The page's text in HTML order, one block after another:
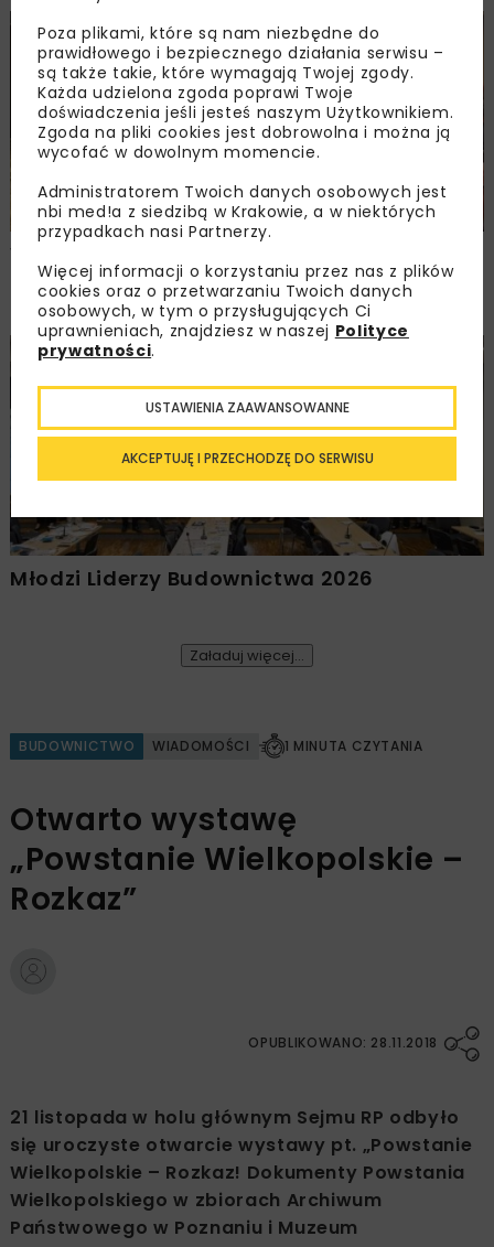
DROGI MOSTY TUNELE ARCHIWUM NBI WYDARZENIA
Walne zgromadzenie członków
Ogólnopolskiej Izby Gospodarczej
Drogownictwa
BUDOWNICTWO
KOLEJ
MOSTY TUNELE ARCHIWUM NBI WYDARZENIA
Młodzi Liderzy Budownictwa 2026
Załaduj więcej...
BUDOWNICTWO WIADOMOŚCI 1 MINUTA CZYTANIA
Otwarto wystawę
„Powstanie Wielkopolskie –
Rozkaz”
OPUBLIKOWANO: 28.11.2018
21 listopada w holu głównym Sejmu RP odbyło
się uroczyste otwarcie wystawy pt. „Powstanie
Wielkopolskie – Rozkaz! Dokumenty Powstania
Wielkopolskiego w zbiorach Archiwum
Państwowego w Poznaniu i Muzeum
Poza plikami, które są nam niezbędne do
prawidłowego i bezpiecznego działania serwisu –
są także takie, które wymagają Twojej zgody.
Każda udzielona zgoda poprawi Twoje
doświadczenia jeśli jesteś naszym Użytkownikiem.
Zgoda na pliki cookies jest dobrowolna i można ją
wycofać w dowolnym momencie.
Administratorem Twoich danych osobowych jest
nbi med!a z siedzibą w Krakowie, a w niektórych
przypadkach nasi Partnerzy.
Więcej informacji o korzystaniu przez nas z plików
cookies oraz o przetwarzaniu Twoich danych
osobowych, w tym o przysługujących Ci
uprawnieniach, znajdziesz w naszej Polityce
prywatności.
AKCEPTUJĘ I PRZECHODZĘ DO SERWISU
USTAWIENIA ZAAWANSOWANNE